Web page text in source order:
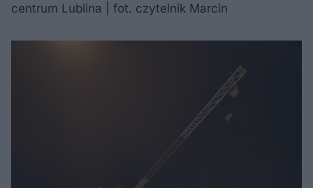
centrum Lublina | fot. czytelnik Marcin